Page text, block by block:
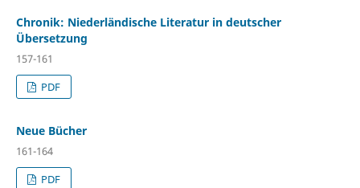
Chronik: Niederländische Literatur in deutscher
Übersetzung
157-161
PDF
Neue Bücher
161-164
PDF